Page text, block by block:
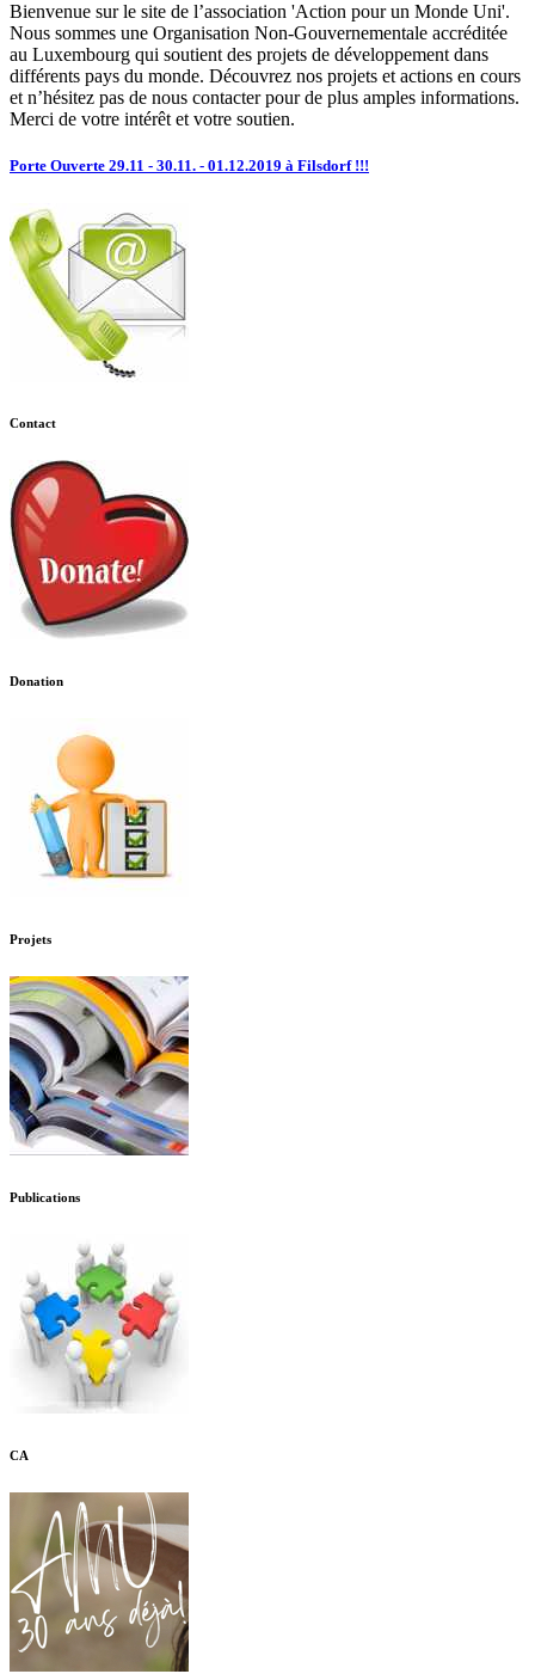
Bienvenue sur le site de l’association 'Action pour un Monde Uni'.
Nous sommes une Organisation Non-Gouvernementale accréditée
au Luxembourg qui soutient des projets de développement dans
différents pays du monde. Découvrez nos projets et actions en cours
et n’hésitez pas de nous contacter pour de plus amples informations.
Merci de votre intérêt et votre soutien.
Porte Ouverte 29.11 - 30.11. - 01.12.2019 à Filsdorf !!!
Contact
Donation
Projets
Publications
CA